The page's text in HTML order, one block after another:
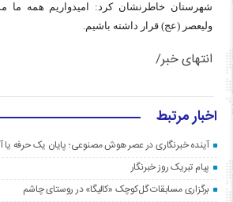
شهرستان خاطرنشان کرد: امیدواریم همه
ولیعصر (عج) قرار داشته باشیم.
انتهای خبر/
اخبار مرتبط
آینده خبرنگاری در عصر هوش مصنوعی؛ پایان یک حرفه یا
پیام تبریک روز خبرنگار
برگزاری مسابقات گل‌کوچک «کالیگا» در روستای چاشم